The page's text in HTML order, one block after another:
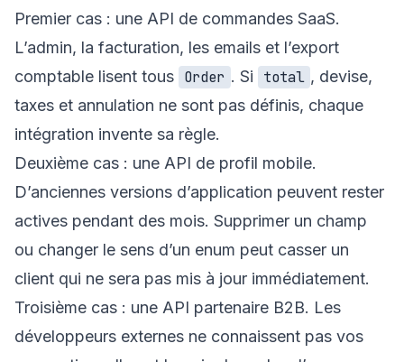
Premier cas : une API de commandes SaaS.
L’admin, la facturation, les emails et l’export
comptable lisent tous Order . Si total , devise,
taxes et annulation ne sont pas définis, chaque
intégration invente sa règle.
Deuxième cas : une API de profil mobile.
D’anciennes versions d’application peuvent rester
actives pendant des mois. Supprimer un champ
ou changer le sens d’un enum peut casser un
client qui ne sera pas mis à jour immédiatement.
Troisième cas : une API partenaire B2B. Les
développeurs externes ne connaissent pas vos